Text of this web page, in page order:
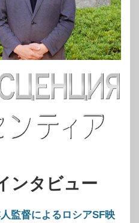
ンタビュー
監督によるロシアSF映